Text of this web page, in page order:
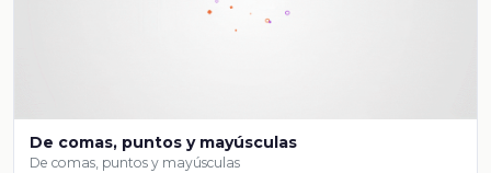
De comas, puntos y mayúsculas
De comas, puntos y mayúsculas